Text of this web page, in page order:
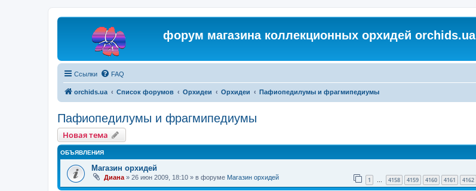
форум магазина коллекционных орхидей orchids.ua
Ссылки FAQ
orchids.ua Список форумов Орхидеи Орхидеи Пафиопедилумы и фрагмипедиумы
Пафиопедилумы и фрагмипедиумы
Новая тема
ОБЪЯВЛЕНИЯ
Магазин орхидей
Диана » 26 июн 2009, 18:10 » в форуме Магазин орхидей 1 … 4158 4159 4160 4161 4162